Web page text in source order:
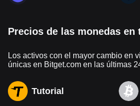
Precios de las monedas en
Los activos con el mayor cambio en
únicas en Bitget.com en las últimas
Tutorial